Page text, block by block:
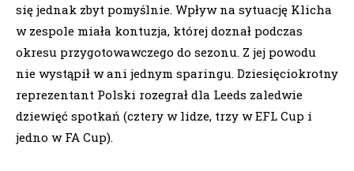
się jednak zbyt pomyślnie. Wpływ na sytuację Klicha
w zespole miała kontuzja, której doznał podczas
okresu przygotowawczego do sezonu. Z jej powodu
nie wystąpił w ani jednym sparingu. Dziesięciokrotny
reprezentant Polski rozegrał dla Leeds zaledwie
dziewięć spotkań (cztery w lidze, trzy w EFL Cup i
jedno w FA Cup).